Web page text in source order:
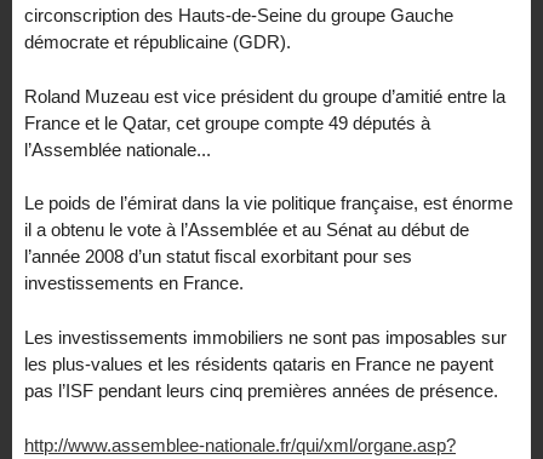
circonscription des Hauts-de-Seine du groupe Gauche
démocrate et républicaine (GDR).
Roland Muzeau est vice président du groupe d’amitié entre la
France et le Qatar, cet groupe compte 49 députés à
l’Assemblée nationale...
Le poids de l’émirat dans la vie politique française, est énorme
il a obtenu le vote à l’Assemblée et au Sénat au début de
l’année 2008 d’un statut fiscal exorbitant pour ses
investissements en France.
Les investissements immobiliers ne sont pas imposables sur
les plus-values et les résidents qataris en France ne payent
pas l’ISF pendant leurs cinq premières années de présence.
http://www.assemblee-nationale.fr/qui/xml/organe.asp?